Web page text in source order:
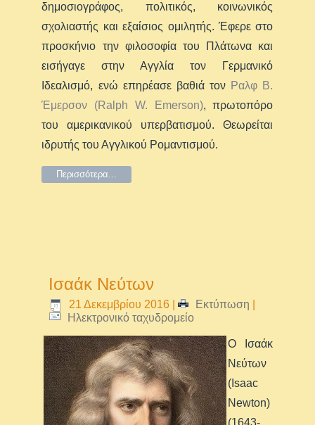
δημοσιογράφος, πολιτικός, κοινωνικός
σχολιαστής και εξαίσιος ομιλητής. Έφερε στο
προσκήνιο την φιλοσοφία του Πλάτωνα και
εισήγαγε στην Αγγλία τον Γερμανικό
Ιδεαλισμό, ενώ επηρέασε βαθιά τον Ραλφ B.
Έμερσον (Ralph W. Emerson), πρωτοπόρο
του αμερικανικού υπερβατισμού. Θεωρείται
ιδρυτής του Αγγλικού Ρομαντισμού.
Περισσότερα...
Ισαάκ Νεύτων
21 Δεκεμβρίου 2016 | Εκτύπωση
Ηλεκτρονικό ταχυδρομείο
Ο Ισαάκ
Νεύτων
(Isaac
Newton)
(1643-